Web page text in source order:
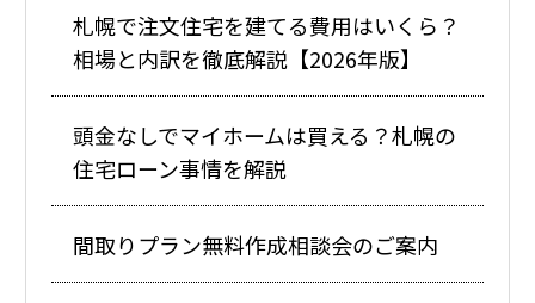
札幌で注文住宅を建てる費用はいくら？
相場と内訳を徹底解説【2026年版】
頭金なしでマイホームは買える？札幌の
住宅ローン事情を解説
間取りプラン無料作成相談会のご案内